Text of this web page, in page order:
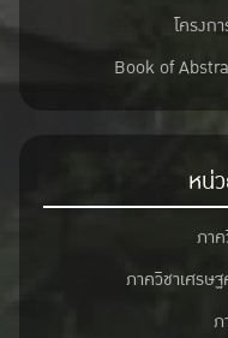
โครงก
Book of
หน่
ภา
ภาควิชาเศรษ